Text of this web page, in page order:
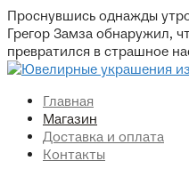
Перейти
к
содержимому
Проснувшись однажды
Грегор Замза обнаружил,
превратился в страшное
Главная
Магазин
Доставка и оплата
Контакты